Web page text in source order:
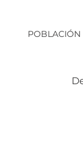
POBLACIÓN